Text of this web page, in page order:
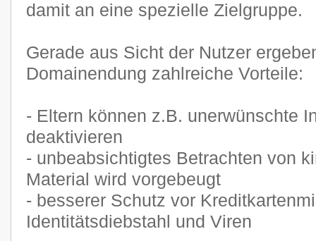
damit an eine spezielle Zielgruppe.
Gerade aus Sicht der Nutzer
Domainendung zahlreiche Vorteile:
- Eltern können z.B. unerwünschte
deaktivieren
- unbeabsichtigtes Betrachten von
Material wird vorgebeugt
- besserer Schutz vor
Identitätsdiebstahl und Viren